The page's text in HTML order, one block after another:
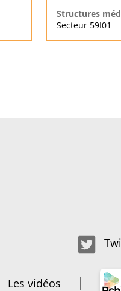
Structures
Secteur 59I01
Les vidéos